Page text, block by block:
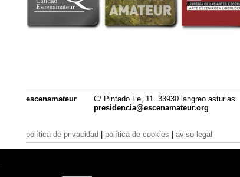
escenamateur
C/ Pintado Fe, 11. 33930 langreo asturias
presidencia@escenamateur.org
política de privacidad política de cookies aviso legal